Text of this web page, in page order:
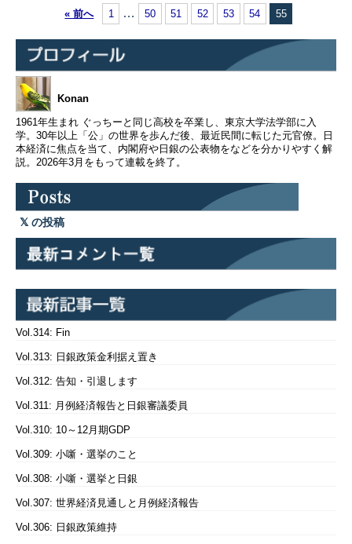
安？） 感じ方は人それぞれです。また、組織・ポジショ
ンによっても、感じ方に違いが出ると思います。そのう
えで、私の周辺の人たちが政権交代の何を不安視してい
るか、整理したいと思います。 まずは、政策の違い。選
挙戦の中で「民主党と自民党のマニフ…
« 前へ 1 … 50 51 52 53 54 55
Konan
1961年生まれ ぐっちーと同じ高校を卒業し、東京大学法学部に入
学。30年以上「公」の世界を歩んだ後、最近民間に転じた元官僚。日
本経済に焦点を当て、内閣府や日銀の公表物をなどを分かりやすく解
説。2026年3月をもって連載を終了。
の投稿
Vol.314: Fin
Vol.313: 日銀政策金利据え置き
Vol.312: 告知・引退します
Vol.311: 月例経済報告と日銀審議委員
Vol.310: 10～12月期GDP
Vol.309: 小噺・選挙のこと
Vol.308: 小噺・選挙と日銀
Vol.307: 世界経済見通しと月例経済報告
Vol.306: 日銀政策維持